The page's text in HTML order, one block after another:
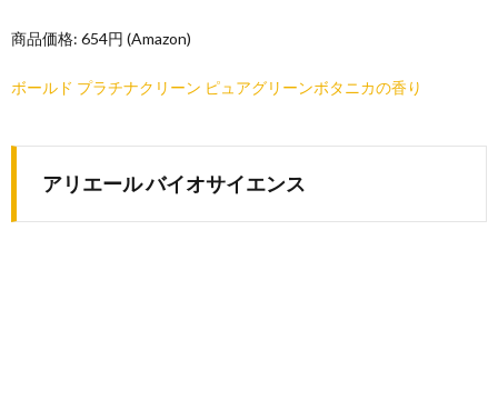
商品価格: 654円 (Amazon)
ボールド プラチナクリーン ピュアグリーンボタニカの香り
アリエール バイオサイエンス